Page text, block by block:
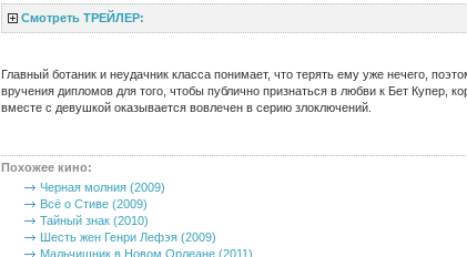
Смотреть ТРЕЙЛЕР:
Главный ботаник и неудачник класса понимает, что терять ему уже нечего,
вручения дипломов для того, чтобы публично признаться в любви к Бет Купер,
вместе с девушкой оказывается вовлечен в серию злоключений.
Похожее кино:
Черная молния (2009)
Всё о Стиве (2009)
Тайный знак (2010)
Шесть жен Генри Лефэя (2009)
Мальчишник в Новом Орлеане (2011)